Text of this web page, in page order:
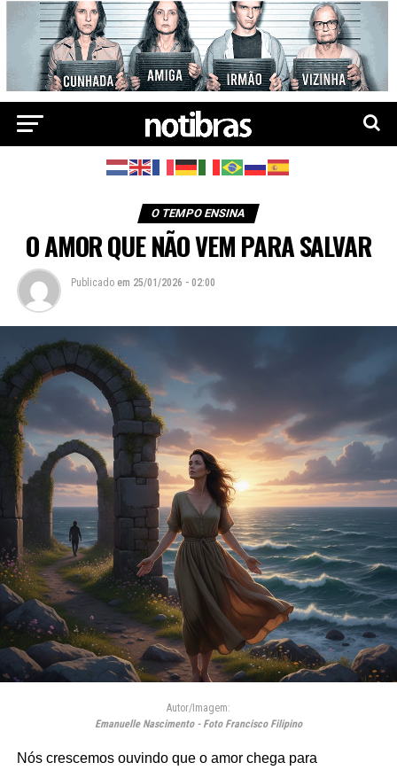
O TEMPO ENSINA
O AMOR QUE NÃO VEM PARA SALVAR
Publicado em 25/01/2026 - 02:00
Autor/Imagem:
Emanuelle Nascimento - Foto Francisco Filipino
Nós crescemos ouvindo que o amor chega para